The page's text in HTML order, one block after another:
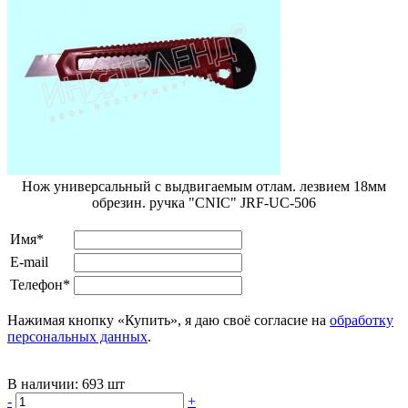
Нож универсальный с выдвигаемым отлам. лезвием 18мм
обрезин. ручка "CNIC" JRF-UC-506
Имя*
E-mail
Телефон*
Нажимая кнопку «Купить», я даю своё согласие на обработку
персональных данных.
В наличии: 693 шт
-
+